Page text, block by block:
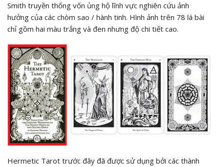
Smith truyền thống vốn ủng hộ lĩnh vực nghiên cứu ảnh
hưởng của các chòm sao / hành tinh. Hình ảnh trên 78 lá bài
chỉ gồm hai màu trắng và đen nhưng độ chi tiết cao.
Hermetic Tarot trước đây đã được sử dụng bởi các thành